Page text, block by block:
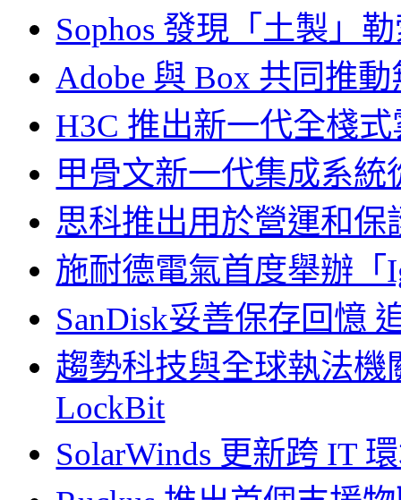
Sophos 發現「土製」
Adobe 與 Box 共同推
H3C 推出新一代全棧
甲骨文新一代集成系
思科推出用於營運和
施耐德電氣首度舉辦「
SanDisk妥善保存回憶
趨勢科技與全球執法
LockBit
SolarWinds 更新跨 IT